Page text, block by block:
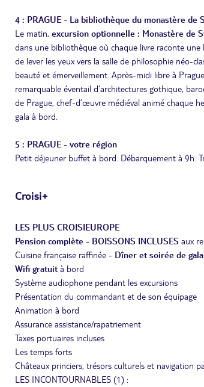
4 : PRAGUE - La bibliothèque du monastère de
Le matin, excursion optionnelle : Monastère de
dans une bibliothèque où chaque livre raconte une
de lever les yeux vers la salle de philosophie néo-
beauté et émerveillement. Après-midi libre à
remarquable éventail d’architectures gothique,
de Prague, chef-d’œuvre médiéval animé chaque
gala à bord.
5 : PRAGUE - votre région
Petit déjeuner buffet à bord. Débarquement à 9h.
Croisi+
LES PLUS CROISIEUROPE
Pension complète - BOISSONS INCLUSES aux
Cuisine française raffinée - Dîner et soirée de gala
Wifi gratuità bord
Système audiophone pendant les excursions
Présentation du commandant et de son équipage
Animation à bord
Assurance assistance/rapatriement
Taxes portuaires incluses
Les temps forts
Châteaux princiers, trésors culturels et navigation
LES INCONTOURNABLES (1) :